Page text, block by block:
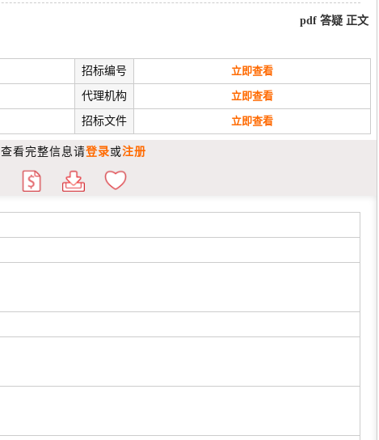
pdf 答疑 正文
招标编号 立即查看
代理机构 立即查看
招标文件 立即查看
查看完整信息请登录或注册